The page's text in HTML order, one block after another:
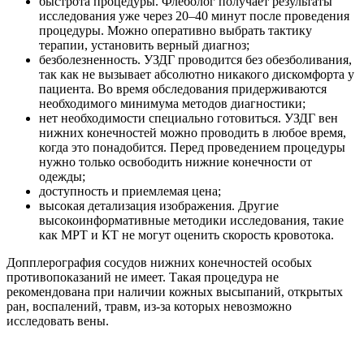
исследования уже через 20–40 минут после проведения
процедуры. Можно оперативно выбрать тактику
терапии, установить верный диагноз;
безболезненность. УЗДГ проводится без обезболивания,
так как не вызывает абсолютно никакого дискомфорта у
пациента. Во время обследования придерживаются
необходимого минимума методов диагностики;
нет необходимости специально готовиться. УЗДГ вен
нижних конечностей можно проводить в любое время,
когда это понадобится. Перед проведением процедуры
нужно только освободить нижние конечности от
одежды;
доступность и приемлемая цена;
высокая детализация изображения. Другие
высокоинформативные методики исследования, такие
как МРТ и КТ не могут оценить скорость кровотока.
Допплерография сосудов нижних конечностей особых
противопоказаний не имеет. Такая процедура не
рекомендована при наличии кожных высыпаний, открытых
ран, воспалений, травм, из-за которых невозможно
исследовать вены.